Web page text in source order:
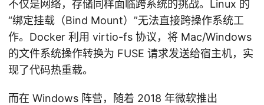
不仅是网络，存储同样面临跨系统的挑战。Linux 的
“绑定挂载（Bind Mount）”无法直接跨操作系统工
作。Docker 利用 virtio-fs 协议，将 Mac/Windows
的文件系统操作转换为 FUSE 请求发送给宿主机，实
现了代码热重载。
而在 Windows 阵营，随着 2018 年微软推出